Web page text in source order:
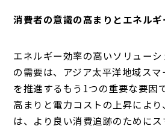
消費者の意識の高まりとエネル
エネルギー効率の高いソリュー
の需要は、アジア太平洋地域ス
を推進するもう1つの重要な要因
高まりと電力コストの上昇によ
は、より良い消費追跡のために